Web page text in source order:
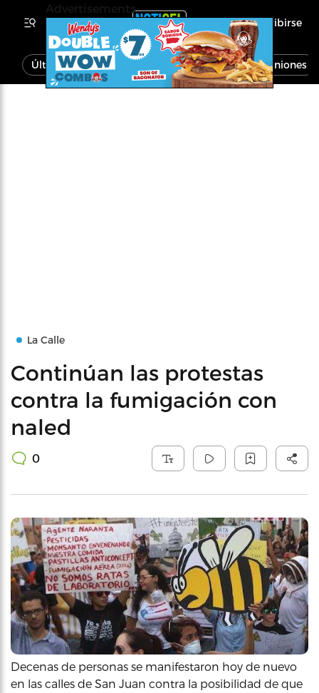
Inscribirse
Última Hora Noticias Economía Opiniones
La Calle
Continúan las protestas
contra la fumigación con
naled
0
Decenas de personas se manifestaron hoy de nuevo
en las calles de San Juan contra la posibilidad de que
Advertisements